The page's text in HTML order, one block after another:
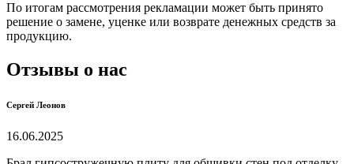
По итогам рассмотрения рекламации может быть принято
решение о замене, уценке или возврате денежных средств за
продукцию.
Отзывы о нас
Сергей Леонов
16.06.2025